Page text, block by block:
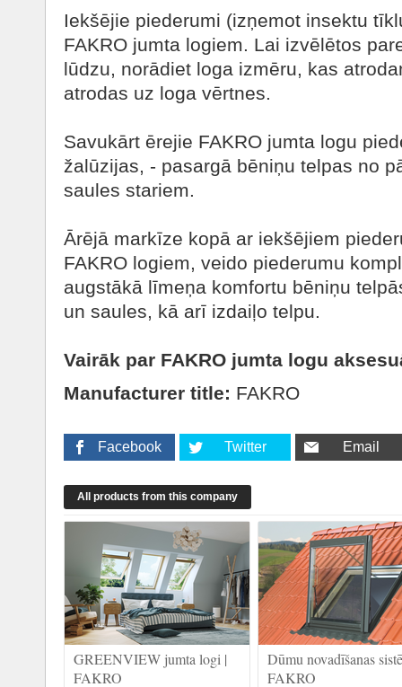
Iekšējie piederumi (izņemot insektu
FAKRO jumta logiem. Lai izvēlētos
lūdzu, norādiet loga izmēru, kas
atrodas uz loga vērtnes.
Savukārt ērejie FAKRO jumta logu
žalūzijas, - pasargā bēniņu telpas no
saules stariem.
Ārējā markīze kopā ar iekšējiem
FAKRO logiem, veido piederumu
augstākā līmeņa komfortu bēniņu
un saules, kā arī izdaiļo telpu.
Vairāk par FAKRO jumta logu
Manufacturer title: FAKRO
Facebook Twitter Email
All products from this company
GREENVIEW jumta logi |
FAKRO
Dūmu novadīšanas
FAKRO